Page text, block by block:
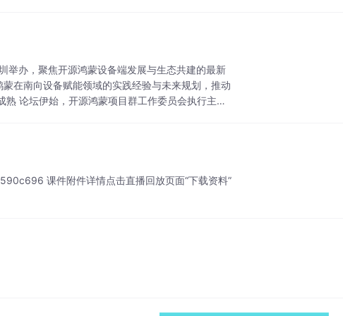
举办，聚焦开源鸿蒙设备端发展与生态共建的最新
在南向设备赋能领域的实践经验与未来规划，推动
课件附件详情点击直播回放页面“下载资料”